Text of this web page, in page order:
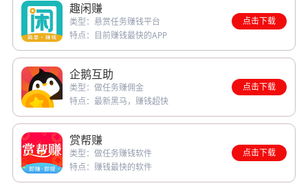
趣闲赚
类型：悬赏任务赚钱平台
特点：目前赚钱最快的APP
点击下载
企鹅互助
类型：做任务赚佣金
特点：最新黑马，赚钱超快
点击下载
赏帮赚
类型：做任务赚钱软件
特点：赚钱最快的软件
点击下载